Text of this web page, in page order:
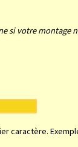
votre
caractère.